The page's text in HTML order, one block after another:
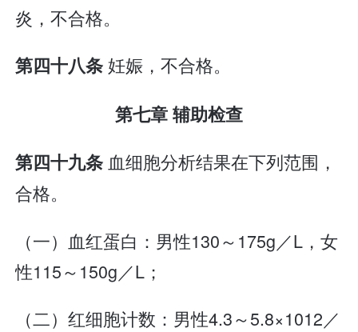
炎，不合格。
第四十八条妊娠，不合格。
第七章 辅助检查
第四十九条血细胞分析结果在下列范围，
合格。
（一）血红蛋白：男性130～175g／L，女
性115～150g／L；
（二）红细胞计数：男性4.3～5.8×1012／